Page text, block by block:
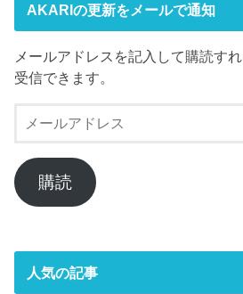
AKARIの更新をメールで通知
メールアドレスを記入して購読す
受信できます。
ー
ル
ア
ド
購読
人気の記事